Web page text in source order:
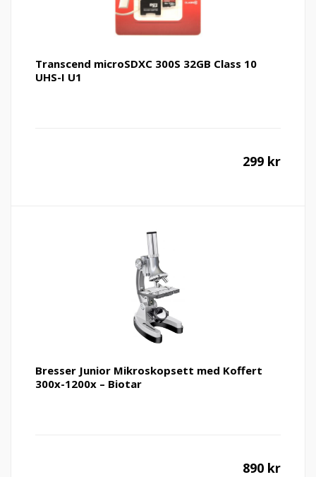
Transcend microSDXC 300S 32GB Class 10
UHS-I U1
299 kr
Bresser Junior Mikroskopsett med Koffert
300x-1200x – Biotar
890 kr